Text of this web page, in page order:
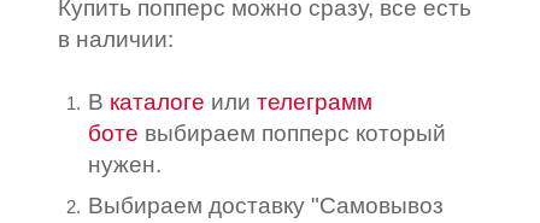
Купить попперс можно сразу, все есть
в наличии:
В каталоге или телеграмм
боте выбираем попперс который
нужен.
Выбираем доставку "Самовывоз